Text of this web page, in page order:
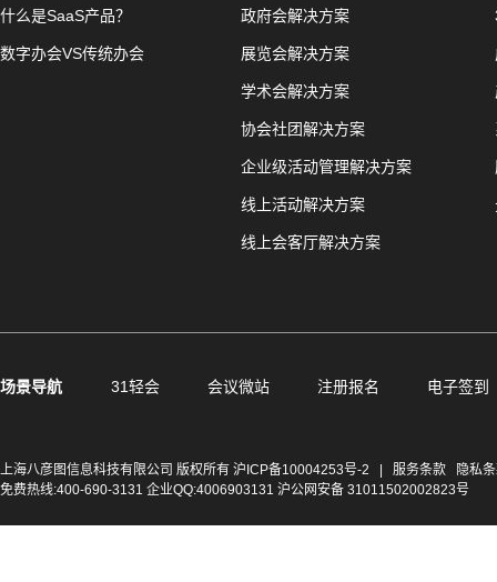
什么是SaaS产品？
数字办会VS传统办会
政府会解决方案
展览会解决方案
学术会解决方案
协会社团解决方案
企业级活动管理解决方案
线上活动解决方案
线上会客厅解决方案
场景导航 31轻会 会议微站 注册报名 电子签到
上海八彦图信息科技有限公司 版权所有 沪ICP备10004253号-2 服务条款
隐私
免费热线:400-690-3131 企业QQ:4006903131 沪公网安备 31011502002823号